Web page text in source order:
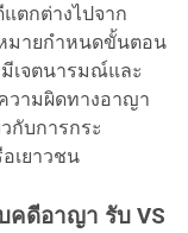
ตกต่างไปจาก
มายกำหนดขั้นตอน
เจตนารมณ์และ
ามผิดทางอาญา
กับการกระ
เยาวชน
คดีอาญา รับ VS